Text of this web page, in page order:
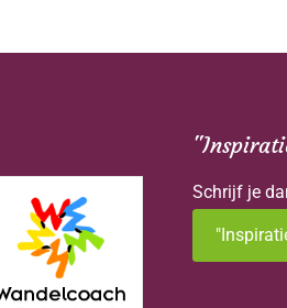
Schrijf je